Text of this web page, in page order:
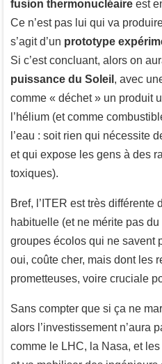
fusion thermonucléaire est
Ce n’est pas lui qui va
s’agit d’un prototype
Si c’est concluant, alors on
puissance du Soleil , avec
comme « déchet » un produit
l’hélium (et comme
l’eau : soit rien qui nécessite
et qui expose les gens à des
toxiques).
Bref, l’ITER est très différente
habituelle (et ne mérite pas
groupes écolos qui ne savent
oui, coûte cher, mais dont les
prometteuses, voire cruciale
Sans compter que si ça ne
alors l’investissement n’aura
comme le LHC, la Nasa, et